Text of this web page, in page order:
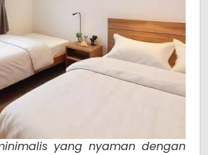
yang nyaman dengan